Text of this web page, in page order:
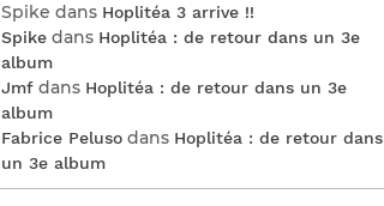
Spike dans Hoplitéa 3 arrive !!
Spike dans Hoplitéa : de retour dans un 3e
album
Jmf dans Hoplitéa : de retour dans un 3e
album
Fabrice Peluso dans Hoplitéa : de retour dans
un 3e album